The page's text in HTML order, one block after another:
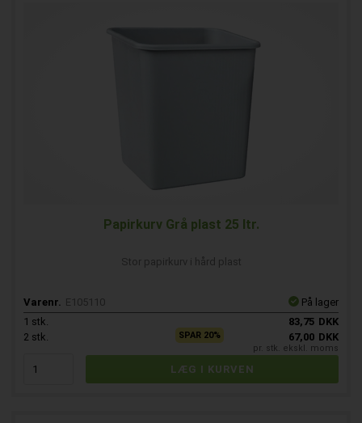
Papirkurv Grå plast 25 ltr.
Stor papirkurv i hård plast
Varenr. E105110
På lager
1 stk. 83,75 DKK
2 stk. SPAR 20% 67,00 DKK
pr. stk. ekskl. moms